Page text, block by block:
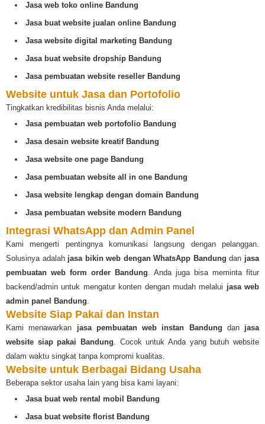
Jasa web toko online Bandung
Jasa buat website jualan online Bandung
Jasa website digital marketing Bandung
Jasa buat website dropship Bandung
Jasa pembuatan website reseller Bandung
Website untuk Jasa dan Portofolio
Tingkatkan kredibilitas bisnis Anda melalui:
Jasa pembuatan web portofolio Bandung
Jasa desain website kreatif Bandung
Jasa website one page Bandung
Jasa pembuatan website all in one Bandung
Jasa website lengkap dengan domain Bandung
Jasa pembuatan website modern Bandung
Integrasi WhatsApp dan Admin Panel
Kami mengerti pentingnya komunikasi langsung dengan pelanggan.
Solusinya adalah jasa bikin web dengan WhatsApp Bandung dan jasa
pembuatan web form order Bandung. Anda juga bisa meminta fitur
backend/admin untuk mengatur konten dengan mudah melalui jasa web
admin panel Bandung.
Website Siap Pakai dan Instan
Kami menawarkan jasa pembuatan web instan Bandung dan jasa
website siap pakai Bandung. Cocok untuk Anda yang butuh website
dalam waktu singkat tanpa kompromi kualitas.
Website untuk Berbagai Bidang Usaha
Beberapa sektor usaha lain yang bisa kami layani:
Jasa buat web rental mobil Bandung
Jasa buat website florist Bandung